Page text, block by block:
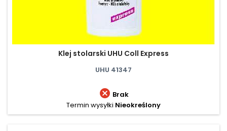
Klej stolarski UHU Coll Express
UHU 41347
 Brak
Termin wysyłki Nieokreślony